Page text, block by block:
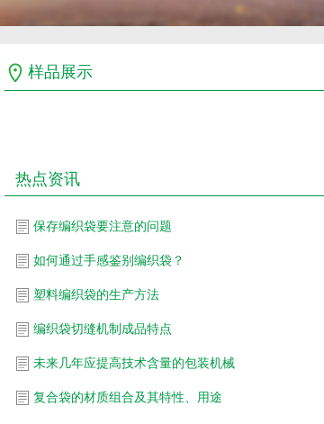
样品展示
热点资讯
保存编织袋要注意的问题
如何通过手感鉴别编织袋？
塑料编织袋的生产方法
编织袋切缝机制成品特点
未来几年应提高技术含量的包装机械
复合袋的材质组合及其特性、用途